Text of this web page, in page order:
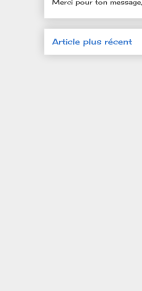
Merci pour ton
Article plus récent